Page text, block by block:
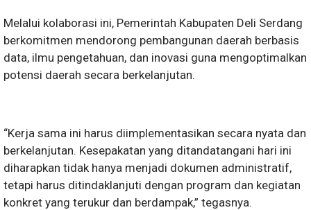
Melalui kolaborasi ini, Pemerintah Kabupaten Deli Serdang
berkomitmen mendorong pembangunan daerah berbasis
data, ilmu pengetahuan, dan inovasi guna mengoptimalkan
potensi daerah secara berkelanjutan.
“Kerja sama ini harus diimplementasikan secara nyata dan
berkelanjutan. Kesepakatan yang ditandatangani hari ini
diharapkan tidak hanya menjadi dokumen administratif,
tetapi harus ditindaklanjuti dengan program dan kegiatan
konkret yang terukur dan berdampak,” tegasnya.